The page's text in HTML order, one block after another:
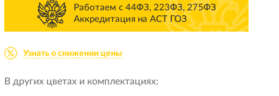
Работаем с 44ФЗ, 223ФЗ, 275ФЗ
Аккредитация на АСТ ГОЗ
Узнать о снижении цены
В других цветах и комплектациях: